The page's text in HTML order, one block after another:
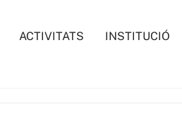
ACTIVITATS INSTITUCIÓ